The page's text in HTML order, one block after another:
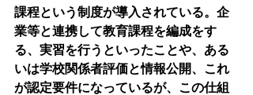
課程という制度が導入されている。企
業等と連携して教育課程を編成をす
る、実習を行うといったことや、ある
いは学校関係者評価と情報公開、これ
が認定要件になっているが、この仕組